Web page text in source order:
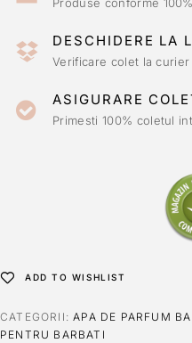
Produse conforme 100%
DESCHIDERE LA
Verificare colet la curier
ASIGURARE
Primesti 100% coletul
ADD TO WISHLIST
CATEGORII:APA DE PARFUM
PENTRU BARBATI